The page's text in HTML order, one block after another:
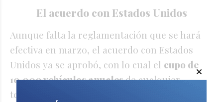
El acuerdo con Estados Unidos
Aunque falta la reglamentación que se hará
efectiva en marzo, el acuerdo con Estados
Unidos ya se aprobó, con lo cual el cupo de
10.000 vehículos anualesde cualquier
tecnología de propulsión que se encuadren